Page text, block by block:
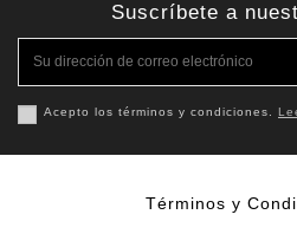
Suscríbete a
Acepto los términos y condiciones.
Términos y